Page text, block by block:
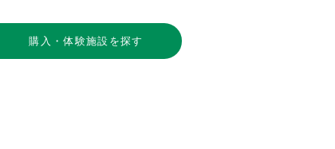
購入・体験施設を探す